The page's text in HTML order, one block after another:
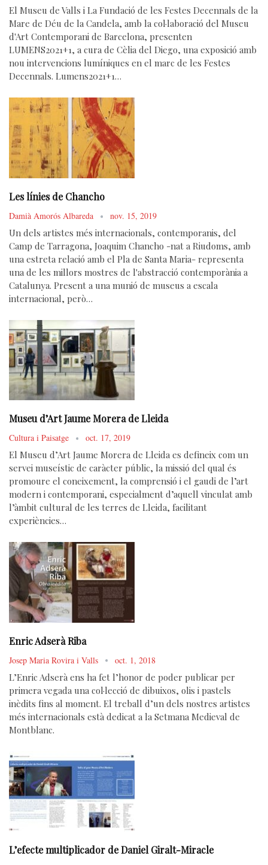
El Museu de Valls i La Fundació de les Festes Decennals de la
Mare de Déu de la Candela, amb la col·laboració del Museu
d'Art Contemporani de Barcelona, presenten
LUMENS2021+1, a cura de Cèlia del Diego, una exposició amb
nou intervencions lumíniques en el marc de les Festes
Decennals. Lumens2021+1…
Les línies de Chancho
Damià Amorós Albareda nov. 15, 2019
Un dels artistes més internacionals, contemporanis, del
Camp de Tarragona, Joaquim Chancho -nat a Riudoms, amb
una estreta relació amb el Pla de Santa Maria- representa
una de les millors mostres de l'abstracció contemporània a
Catalunya. Present a una munió de museus a escala
internacional, però…
Museu d’Art Jaume Morera de Lleida
Cultura i Paisatge oct. 17, 2019
El Museu d’Art Jaume Morera de Lleida es defineix com un
servei museístic de caràcter públic, la missió del qual és
promoure el coneixement, la comprensió i el gaudi de l’art
modern i contemporani, especialment d’aquell vinculat amb
l’àmbit cultural de les terres de Lleida, facilitant
experiències…
Enric Adserà Riba
Josep Maria Rovira i Valls oct. 1, 2018
L’Enric Adserà ens ha fet l’honor de poder publicar per
primera vegada una col·lecció de dibuixos, olis i pastels
inèdits fins al moment. El treball d’un dels nostres artistes
més internacionals està dedicat a la Setmana Medieval de
Montblanc.
L’efecte multiplicador de Daniel Giralt-Miracle